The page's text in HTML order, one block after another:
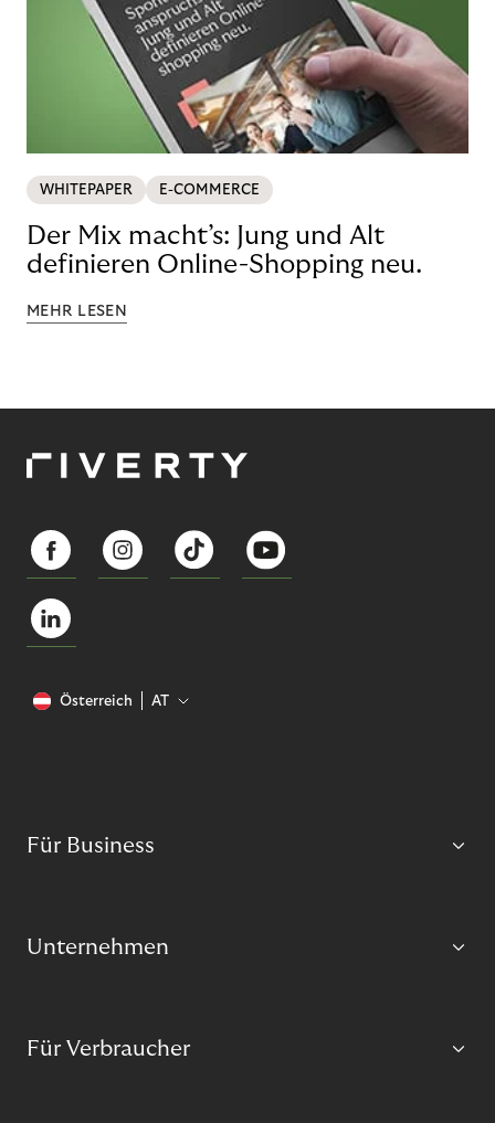
WHITEPAPER E-COMMERCE
Der Mix macht’s: Jung und Alt
definieren Online-Shopping neu.
MEHR LESEN
Österreich AT
Für Business
Unternehmen
Für Verbraucher